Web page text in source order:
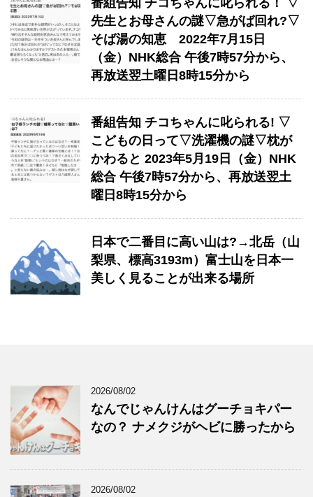
番組告知 チコちゃんに叱られる！ ▽
先生とお母さんの謎▽急がば回れ?▽
そば湯の知恵 2022年7月15日
（金）NHK総合 午後7時57分から、
再放送翌土曜日8時15分から
番組告知 チコちゃんに叱られる! ▽
こどもの日って▽洗濯機の謎▽枕が
かわると 2023年5月19日（金）NHK
総合 午後7時57分から、再放送翌土
曜日8時15分から
日本で二番目に高い山は?→北岳（山
梨県、標高3193m）富士山を日本一
美しく見ることが出来る場所
2026/08/02
なんでじゃんけんはグーチョキパー
なの？ ナメクジがヘビに勝ったから
2026/08/02